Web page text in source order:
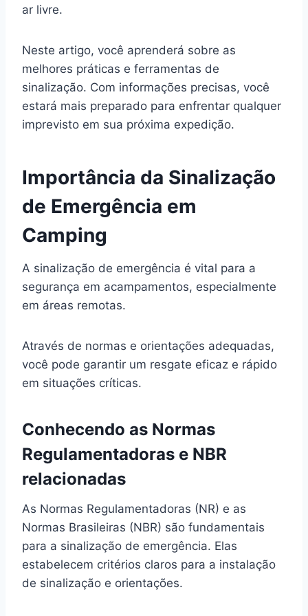
ar livre.
Neste artigo, você aprenderá sobre as
melhores práticas e ferramentas de
sinalização. Com informações precisas, você
estará mais preparado para enfrentar qualquer
imprevisto em sua próxima expedição.
Importância da Sinalização
de Emergência em
Camping
A sinalização de emergência é vital para a
segurança em acampamentos, especialmente
em áreas remotas.
Através de normas e orientações adequadas,
você pode garantir um resgate eficaz e rápido
em situações críticas.
Conhecendo as Normas
Regulamentadoras e NBR
relacionadas
As Normas Regulamentadoras (NR) e as
Normas Brasileiras (NBR) são fundamentais
para a sinalização de emergência. Elas
estabelecem critérios claros para a instalação
de sinalização e orientações.